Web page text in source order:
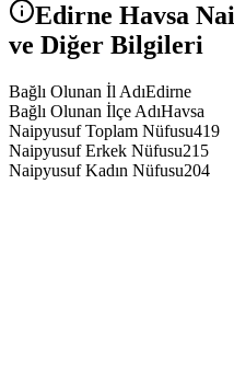
Edirne Havsa
ve Diğer Bilgileri
Bağlı Olunan İl AdıEdirne
Bağlı Olunan İlçe AdıHavsa
Naipyusuf Toplam Nüfusu419
Naipyusuf Erkek Nüfusu215
Naipyusuf Kadın Nüfusu204